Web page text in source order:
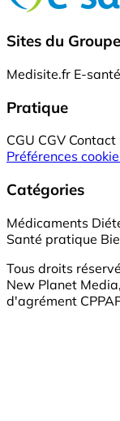
Sites du Groupe
Medisite.fr E-
Pratique
CGU CGV Contact
Préférences
Catégories
Médicaments
Santé pratique
Tous droits
New Planet
d'agrément